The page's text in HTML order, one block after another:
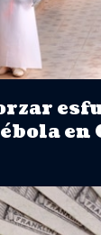
en